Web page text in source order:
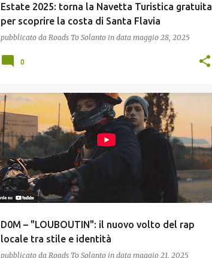
Estate 2025: torna la Navetta Turistica gratuita
per scoprire la costa di Santa Flavia
pubblicato da Roads To Solanto in data maggio 28, 2025
0
D0M – "LOUBOUTIN": il nuovo volto del rap
locale tra stile e identità
pubblicato da Roads To Solanto in data maggio 21, 2025
MUSICA